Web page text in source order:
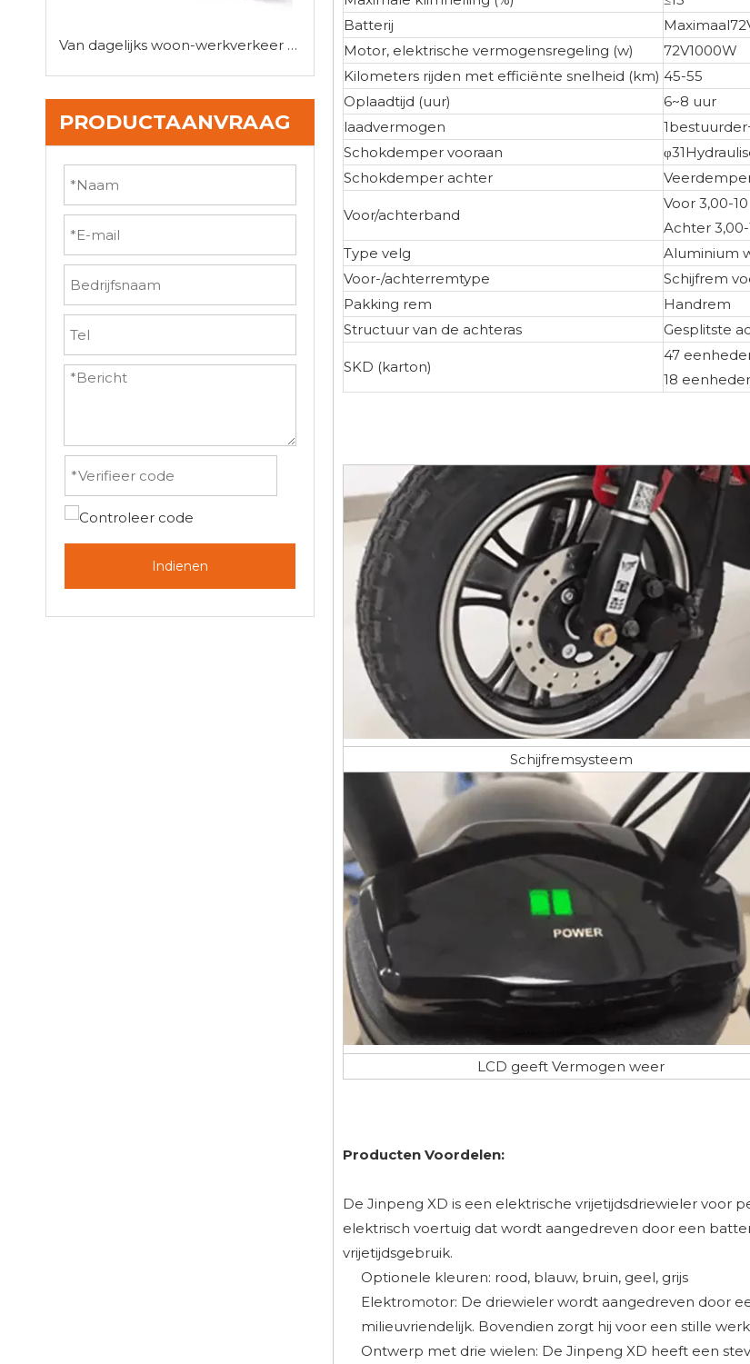
Van dagelijks woon-werkverkeer tot last-mile-afleveringen: de veelzijdigheid van mini-driewielerauto's
PRODUCTAANVRAAG
Indienen
Batterij
Motor, elektrische vermogensregeling (w)
72V1000W
Kilometers rijden met efficiënte snelheid (km) 45-55
Oplaadtijd (uur)
6~8 uur
laadvermogen
Schokdemper vooraan
Schokdemper achter
Voor/achterband
Voor 3,00-10
Achter 3,00-
Type velg
Aluminium
Voor-/achterremtype
Schijfrem
Pakking rem
Handrem
Structuur van de achteras
Gesplitste
SKD (karton)
47
18
Schijfremsysteem
LCD geeft Vermogen weer
Producten Voordelen:
De Jinpeng XD is een elektrische vrijetijdsdriewieler voor
elektrisch voertuig dat wordt aangedreven door een
vrijetijdsgebruik.
Optionele kleuren: rood, blauw, bruin, geel, grijs
Elektromotor: De driewieler wordt aangedreven door
milieuvriendelijk. Bovendien zorgt hij voor een stille
Ontwerp met drie wielen: De Jinpeng XD heeft een